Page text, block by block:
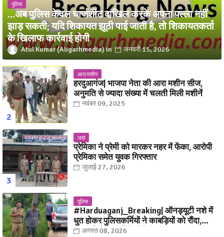
पुलिस
...अब पुलिस केवल चार्जशीट दाखिल करके अपना पल्ला नहीं
झाड़ सकती; यदि शिकायत झूठी पाई जाती है, तो शिकायतकर्ता
के खिलाफ कार्रवाई होगी
Atul Kumar (Aligarhmedia) जनवरी 15, 2026
आरा मशीन
हरदुआगंज| भाजपा नेता की आरा मशीन सीज,
अनुमति से ज्यादा संख्या में चलती मिली मशीनें
नवंबर 09, 2025
जवां
प्रेमिका ने प्रेमी को मारकर नहर में फेंका, आरोपी
प्रेमिका समेत युवक गिरफ्तार
जुलाई 27, 2026
पुलिस
#Harduaganj_Breaking| ऑनड्यूटी नशे में
धुत होकर पुलिसकर्मियों ने काबड़ियों को रौंदा,
ग्रामीणों ने धर दबोचे! देखिये, Video
अगस्त 08, 2026